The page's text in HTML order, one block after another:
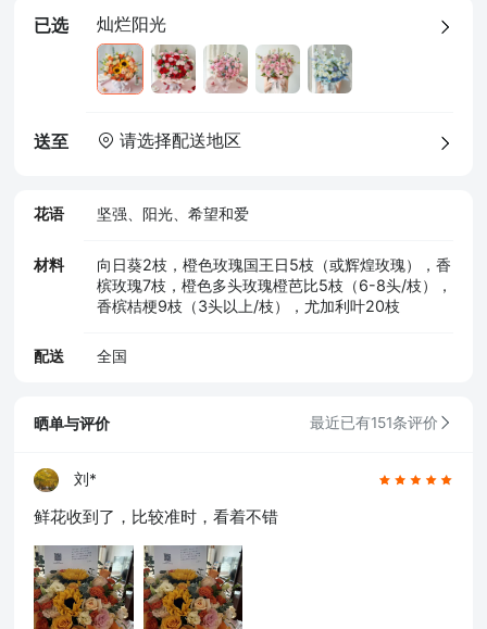
已选 灿烂阳光
送至 请选择配送地区
花语 坚强、阳光、希望和爱
材料
向日葵2枝，橙色玫瑰国王日5枝（或辉煌玫瑰），香
槟玫瑰7枝，橙色多头玫瑰橙芭比5枝（6-8头/枝），
香槟桔梗9枝（3头以上/枝），尤加利叶20枝
配送 全国
晒单与评价 最近已有151条评价
刘*
鲜花收到了，比较准时，看着不错